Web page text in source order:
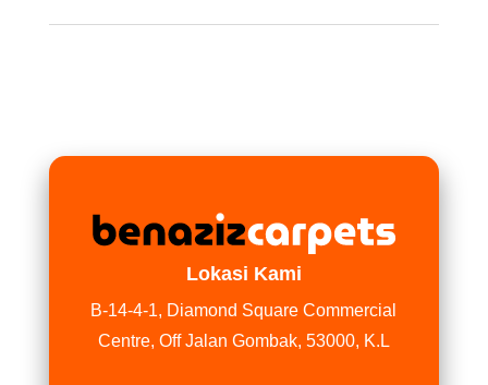
Lokasi Kami
B-14-4-1, Diamond Square Commercial
Centre, Off Jalan Gombak, 53000, K.L